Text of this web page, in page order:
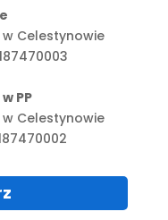
w Celestynowie
PP
w Celestynowie